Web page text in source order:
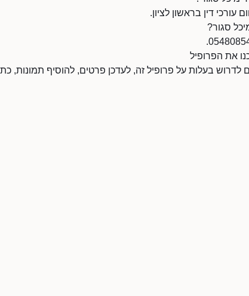
עורכי דין בראשון לציון.
סגור?
את הפרופיל
לדרוש בעלות על פרופיל זה, לעדכן פרטים, להוסיף תמונות,